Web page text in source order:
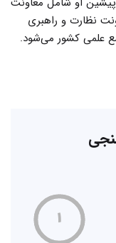
نظارت و راهبری
علمی کشور می‌شود.
۱